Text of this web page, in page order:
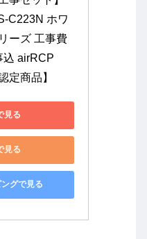
C223N ホワ
ーズ 工事費
込 airRCP
定商品】
見る
見る
グで見る